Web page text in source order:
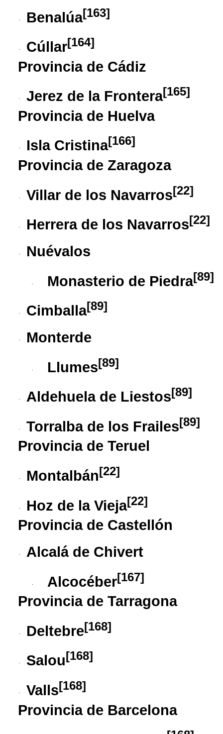
· Benalúa[163]
· Cúllar[164]
Provincia de Cádiz
· Jerez de la Frontera[165]
Provincia de Huelva
· Isla Cristina[166]
Provincia de Zaragoza
· Villar de los Navarros[22]
· Herrera de los Navarros[22]
· Nuévalos
· Monasterio de Piedra[89]
· Cimballa[89]
· Monterde
· Llumes[89]
· Aldehuela de Liestos[89]
· Torralba de los Frailes[89]
Provincia de Teruel
· Montalbán[22]
· Hoz de la Vieja[22]
Provincia de Castellón
· Alcalá de Chivert
· Alcocéber[167]
Provincia de Tarragona
· Deltebre[168]
· Salou[168]
· Valls[168]
Provincia de Barcelona